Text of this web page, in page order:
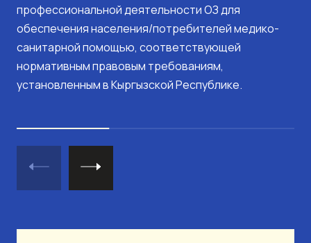
профессиональной деятельности ОЗ для
обеспечения населения/потребителей медико-
санитарной помощью, соответствующей
нормативным правовым требованиям,
установленным в Кыргызской Республике.